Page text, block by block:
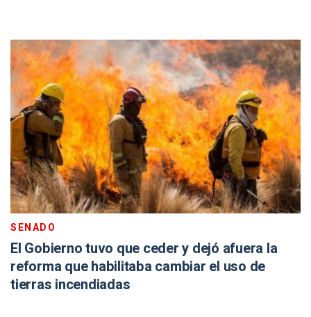
SENADO
El Gobierno tuvo que ceder y dejó afuera la
reforma que habilitaba cambiar el uso de
tierras incendiadas